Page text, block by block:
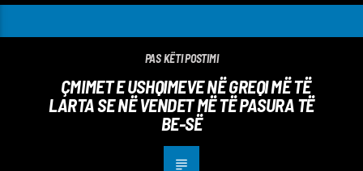
PAS KËTI POSTIMI
ÇMIMET E USHQIMEVE NË GREQI MË TË
LARTA SE NË VENDET MË TË PASURA TË
BE-SË